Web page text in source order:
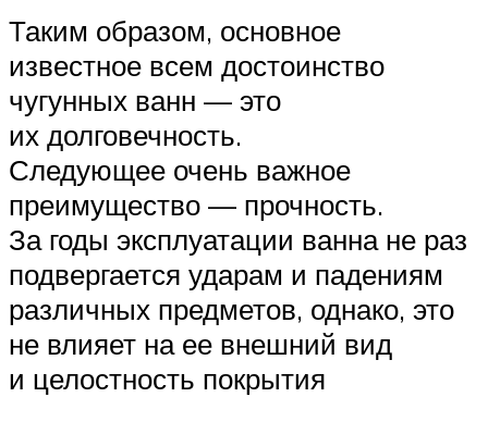
Таким образом, основное
известное всем достоинство
чугунных ванн — это
их долговечность.
Следующее очень важное
преимущество — прочность.
За годы эксплуатации ванна не раз
подвергается ударам и падениям
различных предметов, однако, это
не влияет на ее внешний вид
и целостность покрытия